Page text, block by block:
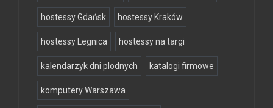
hostessy Gdańsk hostessy Kraków
hostessy Legnica hostessy na targi
kalendarzyk dni plodnych katalogi firmowe
komputery Warszawa